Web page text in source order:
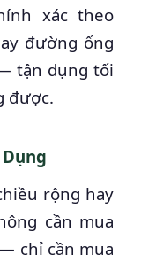
xác theo
đường ống
tận dụng tối
được.
rộng hay
cần mua
chỉ cần mua